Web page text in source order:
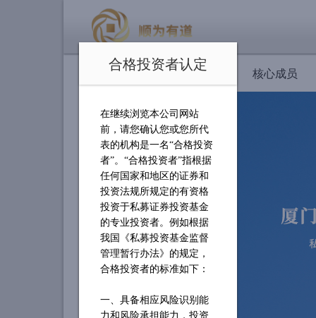
合格投资者认定
在继续浏览本公司网站
前，请您确认您或您所代
表的机构是一名“合格投资
者”。“合格投资者”指根据
任何国家和地区的证券和
投资法规所规定的有资格
投资于私募证券投资基金
的专业投资者。例如根据
我国《私募投资基金监督
管理暂行办法》的规定，
合格投资者的标准如下：
一、具备相应风险识别能
力和风险承担能力，投资
首页 公司简介 核心成员